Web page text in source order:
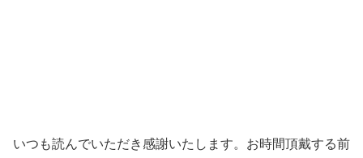
いつも読んでいただき感謝いたします。お時間頂戴する前